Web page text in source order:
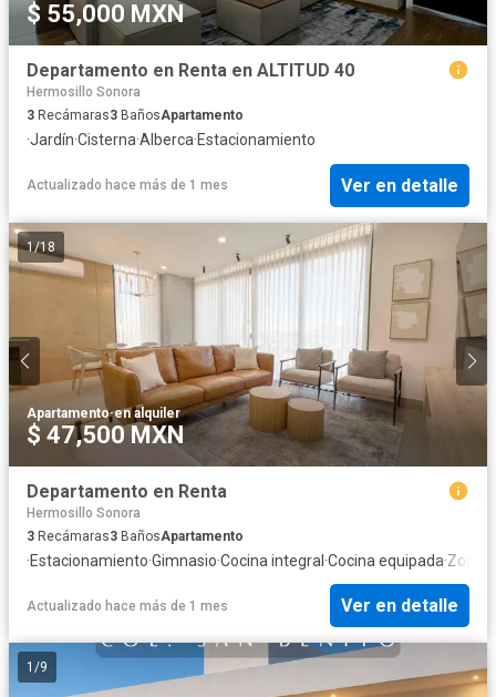
$ 55,000 MXN
Departamento en Renta en ALTITUD 40
Hermosillo Sonora
3 Recámaras3 BañosApartamento
·Jardín·Cisterna·Alberca·Estacionamiento
Actualizado hace más de 1 mes Ver en detalle
1/18
Apartamento·en alquiler
$ 47,500 MXN
Departamento en Renta
Hermosillo Sonora
3 Recámaras3 BañosApartamento
·Estacionamiento·Gimnasio·Cocina integral ·Cocina equipada·Zona
Actualizado hace más de 1 mes Ver en detalle
1 /9